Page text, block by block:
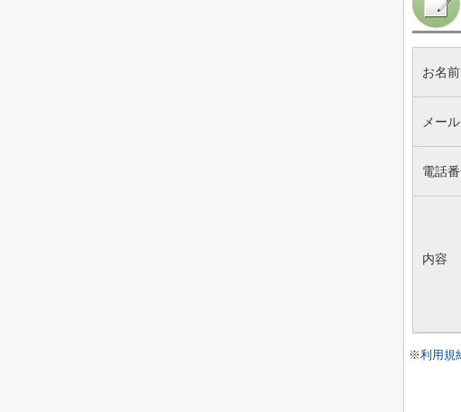
お名前
メー
電話
内容
※利用規